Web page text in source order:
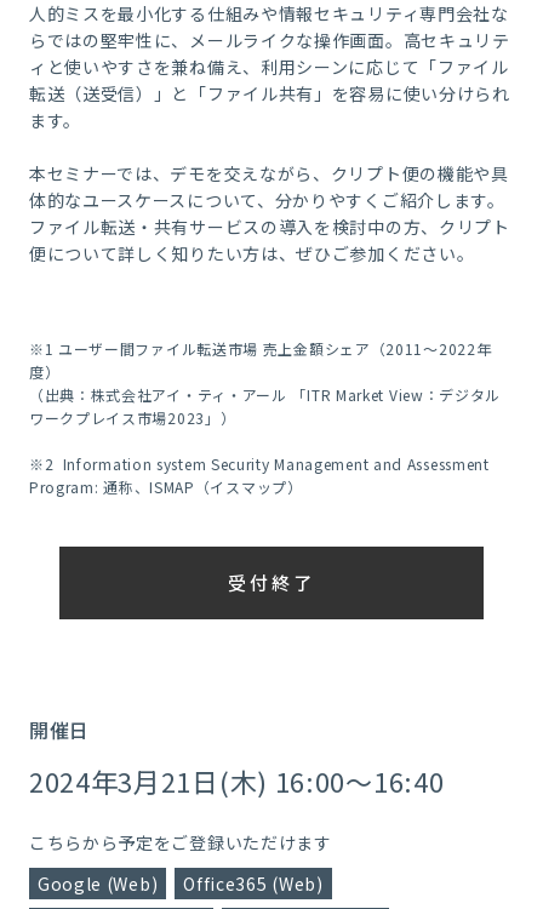
人的ミスを最小化する仕組みや情報セキュリティ専門会社な
らではの堅牢性に、メールライクな操作画面。高セキュリテ
ィと使いやすさを兼ね備え、利用シーンに応じて「ファイル
転送（送受信）」と「ファイル共有」を容易に使い分けられ
ます。
本セミナーでは、デモを交えながら、クリプト便の機能や具
体的なユースケースについて、分かりやすくご紹介します。
ファイル転送・共有サービスの導入を検討中の方、クリプト
便について詳しく知りたい方は、ぜひご参加ください。
※1 ユーザー間ファイル転送市場 売上金額シェア（2011～2022年
度）
（出典：株式会社アイ・ティ・アール 「ITR Market View：デジタル
ワークプレイス市場2023」）
※2 Information system Security Management and Assessment
Program: 通称、ISMAP（イスマップ）
受付終了
開催日
2024年3月21日(木) 16:00～16:40
こちらから予定をご登録いただけます
Google (Web)
Office365 (Web)